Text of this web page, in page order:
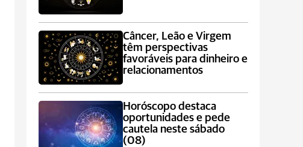
Câncer, Leão e Virgem
têm perspectivas
favoráveis para dinheiro e
relacionamentos
Horóscopo destaca
oportunidades e pede
cautela neste sábado
(08)